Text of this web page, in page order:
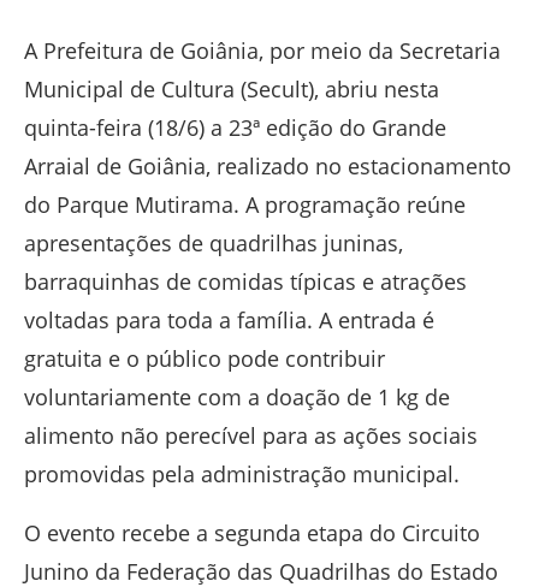
A Prefeitura de Goiânia, por meio da Secretaria
Municipal de Cultura (Secult), abriu nesta
quinta-feira (18/6) a 23ª edição do Grande
Arraial de Goiânia, realizado no estacionamento
do Parque Mutirama. A programação reúne
apresentações de quadrilhas juninas,
barraquinhas de comidas típicas e atrações
voltadas para toda a família. A entrada é
gratuita e o público pode contribuir
voluntariamente com a doação de 1 kg de
alimento não perecível para as ações sociais
promovidas pela administração municipal.
O evento recebe a segunda etapa do Circuito
Junino da Federação das Quadrilhas do Estado